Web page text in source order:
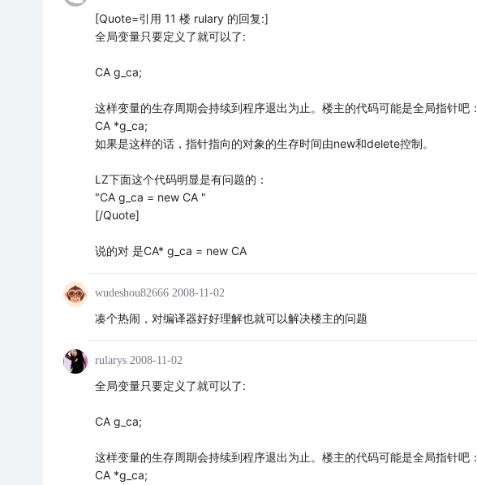
[Quote=引用 11 楼 rulary 的回复:]
全局变量只要定义了就可以了:
CA g_ca;
这样变量的生存周期会持续到程序退出为止。楼主的代码可能是全局指针吧：
CA *g_ca;
如果是这样的话，指针指向的对象的生存时间由new和delete控制。
LZ下面这个代码明显是有问题的：
"CA g_ca = new CA "
[/Quote]
说的对 是CA* g_ca = new CA
wudeshou82666 2008-11-02
凑个热闹，对编译器好好理解也就可以解决楼主的问题
rularys 2008-11-02
全局变量只要定义了就可以了:
CA g_ca;
这样变量的生存周期会持续到程序退出为止。楼主的代码可能是全局指针吧：
CA *g_ca;